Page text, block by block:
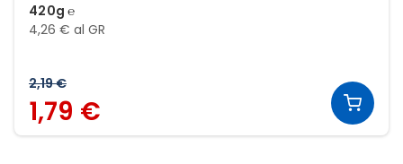
420g ℮
4,26 € al GR
2,19 €
1,79 €